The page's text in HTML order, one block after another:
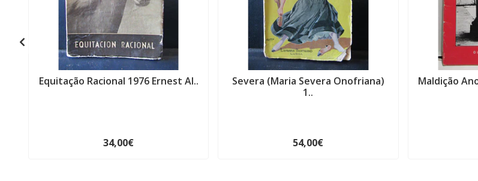
Equitação Racional 1976 Ernest Al..
34,00€
Severa (Maria Severa Onofriana)
1..
54,00€
Maldição